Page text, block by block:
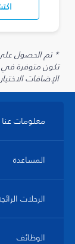
تكون متوفرة
الإضافات
معلومات عنا
المساعدة
الرحلات
الوظائف